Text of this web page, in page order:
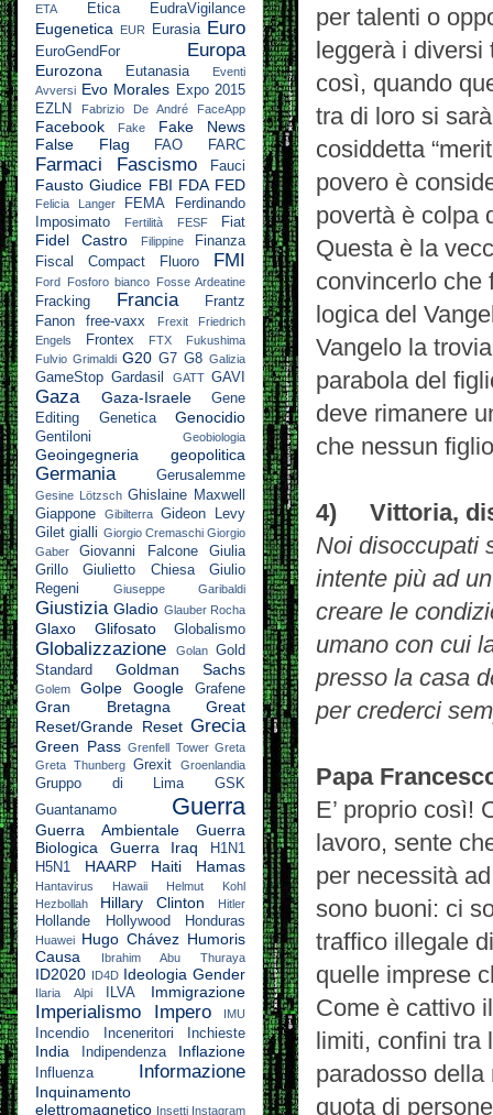
per talenti o
leggerà i
così, quando
tra di loro si
cosiddetta
povero è
povertà è colpa
Questa è la
convincerlo che
logica del
Vangelo la
parabola del
deve rimanere
che nessun
4) Vittoria,
Noi disoccupati
intente più ad
creare le
umano con cui
presso la casa
per crederci
Papa
E’ proprio così!
lavoro, sente
per necessità
sono buoni: ci
traffico illegale
quelle imprese
Come è cattivo
limiti, confini
paradosso
quota di
ETA Etica EudraVigilance
Eugenetica EUR Eurasia Euro
EuroGendFor Europa
Eurozona Eutanasia
Eventi
Avversi Evo Morales Expo 2015
EZLN
Fabrizio De André FaceApp
Facebook Fake
Fake News
False Flag
FAO FARC
Farmaci Fascismo Fauci
Fausto Giudice FBI FDA FED
Felicia Langer FEMA
Ferdinando
Imposimato
Fertilità FESF Fiat
Fidel Castro Filippine
Finanza
Fiscal Compact
Fluoro FMI
Ford Fosforo bianco Fosse Ardeatine
Fracking Francia
Frantz
Fanon
free-vaxx Frexit
Friedrich
Engels
Frontex FTX
Fukushima
Fulvio Grimaldi G20 G7 G8 Galizia
GameStop Gardasil GATT GAVI
Gaza Gaza-Israele
Gene
Editing
Genetica Genocidio
Gentiloni Geobiologia
Geoingegneria geopolitica
Germania Gerusalemme
Gesine Lötzsch Ghislaine Maxwell
Giappone
Gibilterra Gideon Levy
Gilet gialli Giorgio Cremaschi Giorgio
Gaber
Giovanni Falcone
Giulia
Grillo
Giulietto Chiesa
Giulio
Regeni
Giuseppe Garibaldi
Giustizia Gladio Glauber Rocha
Glaxo Glifosato Globalismo
Globalizzazione Golan Gold
Standard
Goldman Sachs
Golem Golpe Google Grafene
Gran Bretagna
Great
Reset/Grande Reset Grecia
Green Pass Grenfell Tower Greta
Greta Thunberg Grexit Groenlandia
Gruppo di Lima
GSK
Guantanamo
Guerra
Guerra Ambientale
Guerra
Biologica
Guerra Iraq
H1N1
H5N1
HAARP Haiti Hamas
Hantavirus Hawaii
Helmut Kohl
Hezbollah
Hillary Clinton Hitler
Hollande Hollywood Honduras
Huawei Hugo Chávez Humoris
Causa
Ibrahim Abu Thuraya
ID2020 ID4D Ideologia Gender
Ilaria Alpi ILVA Immigrazione
Imperialismo Impero IMU
Incendio Inceneritori Inchieste
India Indipendenza Inflazione
Influenza Informazione
Inquinamento
elettromagnetico Insetti Instagram